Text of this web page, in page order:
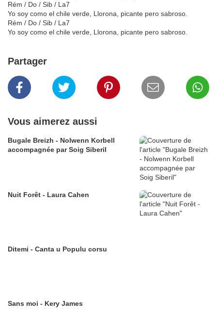
Rém / Do / Sib / La7
Yo soy como el chile verde, Llorona, picante pero sabroso.
Rém / Do / Sib / La7
Yo soy como el chile verde, Llorona, picante pero sabroso.
Partager
Vous aimerez aussi
Bugale Breizh - Nolwenn Korbell
accompagnée par Soig Siberil
Nuit Forêt - Laura Cahen
Ditemi - Canta u Populu corsu
Sans moi - Kery James